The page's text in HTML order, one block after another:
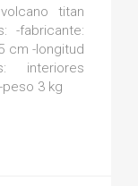
titan
-fabricante:
cm -longitud
interiores
3 kg